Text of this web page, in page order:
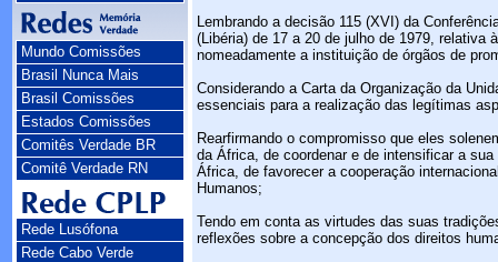
Mundo Comissões
Brasil Nunca Mais
Brasil Comissões
Estados Comissões
Comitês Verdade BR
Comitê Verdade RN
Rede Lusófona
Rede Cabo Verde
Lembrando a decisão 115 (XVI) da
(Libéria) de 17 a 20 de julho de 1979, relativa
nomeadamente a instituição de órgãos de
Considerando a Carta da Organização da
essenciais para a realização das legítimas
Rearfirmando o compromisso que eles
da África, de coordenar e de intensificar a
África, de favorecer a cooperação
Humanos;
Tendo em conta as virtudes das suas
reflexões sobre a concepção dos direitos